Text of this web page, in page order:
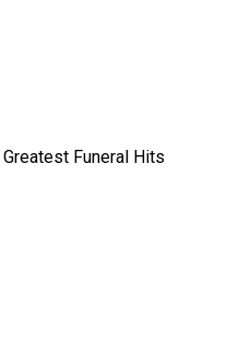
Greatest Funeral Hits